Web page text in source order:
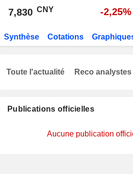
7,830 CNY -2,25%
Synthèse Cotations
Publications officielles
Aucune publication
Toute l'actualité Reco analystes